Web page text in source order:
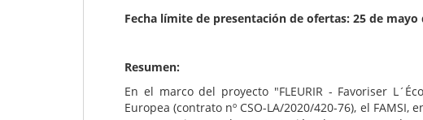
Fecha límite de presentación de ofertas: 25 de mayo
Resumen:
En el marco del proyecto "FLEURIR - Favoriser
Europea (contrato nº CSO-LA/2020/420-76), el